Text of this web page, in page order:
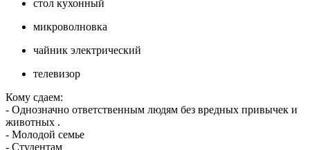
стол кухонный
микроволновка
чайник электрический
телевизор
Кому сдаем:
- Однозначно ответственным людям без вредных привычек и
животных .
- Молодой семье
- Студентам